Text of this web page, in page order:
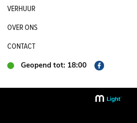
VERHUUR
OVER ONS
CONTACT
Geopend tot: 18:00